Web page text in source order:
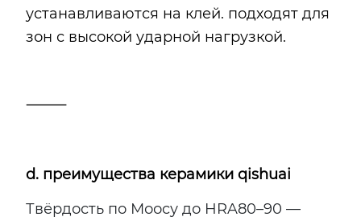
устанавливаются на клей. подходят для
зон с высокой ударной нагрузкой.
⸻
d. преимущества керамики qishuai
Твёрдость по Моосу до HRA80–90 —